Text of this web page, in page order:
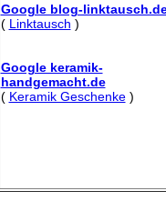
Google blog-
( Linktausch )
Google keramik-
handgemacht.de
( Keramik Geschenke)